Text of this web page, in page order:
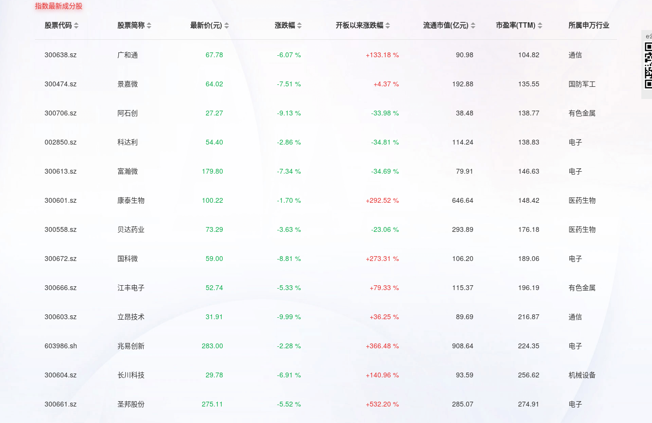
指数最新成分股
股票代码
股票简称 最新价(元) 涨跌幅 开板以来涨跌幅 流通市值(亿元) 市盈率(TTM) 所属申万行业
300638.sz 广和通 67.78 -6.07 % +133.18 % 90.98 104.82 通信
300474.sz 景嘉微 64.02 -7.51 % +4.37 % 192.88 135.55 国防军工
300706.sz 阿石创 27.27 -9.13 % -33.98 % 38.48 138.77 有色金属
002850.sz 科达利 54.40 -2.86 % -34.81 % 114.24 138.83 电子
300613.sz 富瀚微 179.80 -7.34 % -34.69 % 79.91 146.63 电子
300601.sz 康泰生物 100.22 -1.70 % +292.52 % 646.64 148.42 医药生物
300558.sz 贝达药业 73.29 -3.63 % -23.06 % 293.89 176.18 医药生物
300672.sz 国科微 59.00 -8.81 % +273.31 % 106.20 189.06 电子
300666.sz 江丰电子 52.74 -5.33 % +79.33 % 115.37 196.19 有色金属
300603.sz 立昂技术 31.91 -9.99 % +36.25 % 89.69 216.87 通信
603986.sh 兆易创新 283.00 -2.28 % +366.48 % 908.64 224.35 电子
300604.sz 长川科技 29.78 -6.91 % +140.96 % 93.59 256.62 机械设备
300661.sz 圣邦股份 275.11 -5.52 % +532.20 % 285.07 274.91 电子